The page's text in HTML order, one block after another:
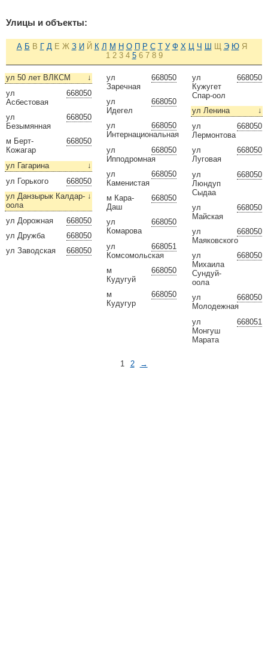
Улицы и объекты:
А Б В Г Д Е Ж З И Й К Л М Н О П Р С Т У Ф Х Ц Ч Ш Щ Э Ю Я
1 2 3 4 5 6 7 8 9
↓
ул 50 лет ВЛКСМ
668050
ул
Асбестовая
668050
ул
Безымянная
668050
м Берт-
Кожагар
↓
ул Гагарина
668050
ул Горького
↓
ул Данзырык Калдар-
оола
668050
ул Дорожная
668050
ул Дружба
668050
ул Заводская
668050
ул
Заречная
668050
ул
Идегел
668050
ул
Интернациональная
668050
ул
Ипподромная
668050
ул
Каменистая
668050
м Кара-
Даш
668050
ул
Комарова
668051
ул
Комсомольская
668050
м
Кудугуй
668050
м
Кудугур
668050
ул
Кужугет
Спар-оол
↓
ул Ленина
668050
ул
Лермонтова
668050
ул
Луговая
668050
ул
Люндуп
Сыдаа
668050
ул
Майская
668050
ул
Маяковского
668050
ул
Михаила
Сундуй-
оола
668050
ул
Молодежная
668051
ул
Монгуш
Марата
1 2 →